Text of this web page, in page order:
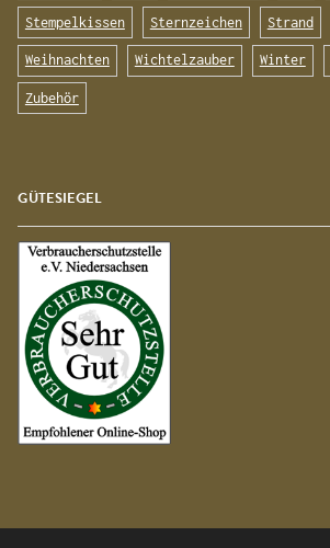
Stempelkissen Sternzeichen Strand
Weihnachten Wichtelzauber Winter
Zubehör
GÜTESIEGEL